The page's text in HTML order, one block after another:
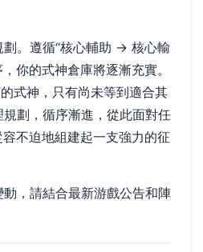
。遵循“核心輔助 -> 核心輸
你的式神倉庫將逐漸充實。
式神，只有尚未等到適合其
劃，循序漸進，從此面對任
不迫地組建起一支強力的征
動，請結合最新游戲公告和陣